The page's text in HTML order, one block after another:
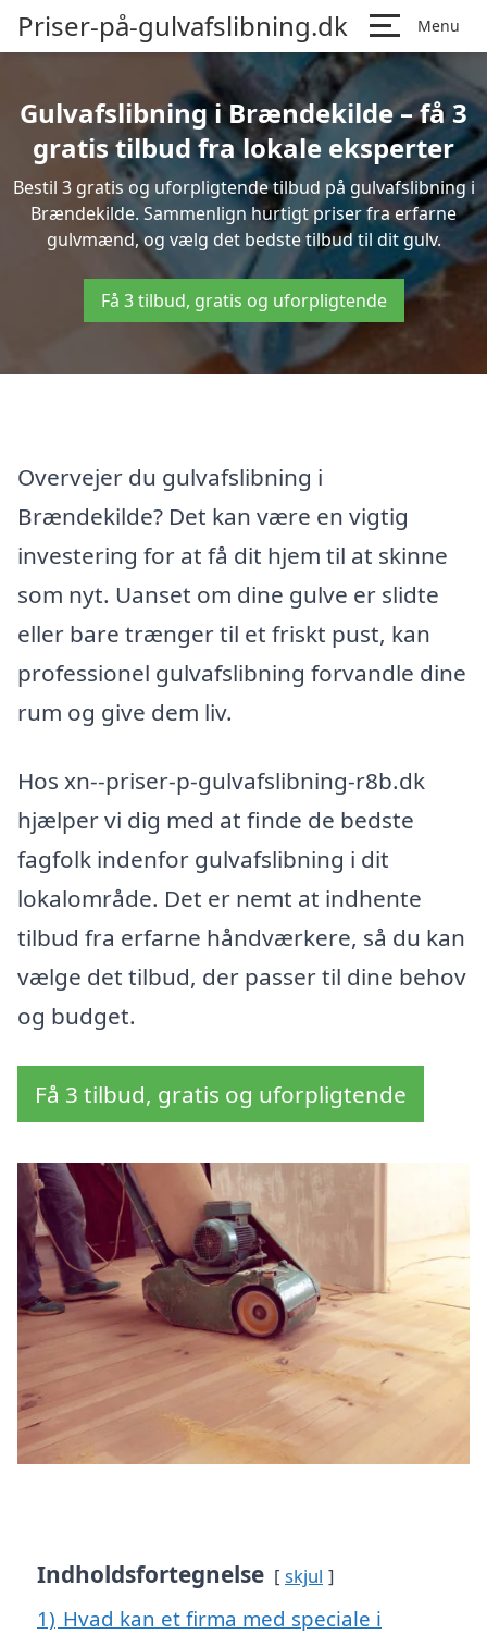
Priser-på-gulvafslibning.dk Menu
Gulvafslibning i Brændekilde – få 3
gratis tilbud fra lokale eksperter
Bestil 3 gratis og uforpligtende tilbud på gulvafslibning i
Brændekilde. Sammenlign hurtigt priser fra erfarne
gulvmænd, og vælg det bedste tilbud til dit gulv.
Få 3 tilbud, gratis og uforpligtende
Overvejer du gulvafslibning i
Brændekilde? Det kan være en vigtig
investering for at få dit hjem til at skinne
som nyt. Uanset om dine gulve er slidte
eller bare trænger til et friskt pust, kan
professionel gulvafslibning forvandle dine
rum og give dem liv.
Hos xn--priser-p-gulvafslibning-r8b.dk
hjælper vi dig med at finde de bedste
fagfolk indenfor gulvafslibning i dit
lokalområde. Det er nemt at indhente
tilbud fra erfarne håndværkere, så du kan
vælge det tilbud, der passer til dine behov
og budget.
Få 3 tilbud, gratis og uforpligtende
Indholdsfortegnelse skjul
1) Hvad kan et firma med speciale i